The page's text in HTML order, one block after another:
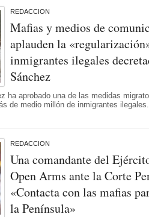
REDACCION
Mafias y medios de
aplauden la
inmigrantes ilegales
Sánchez
ha aprobado una de las medidas
de medio millón de inmigrantes
REDACCION
Una comandante del
Open Arms ante la Corte
«Contacta con las mafias
la Península»